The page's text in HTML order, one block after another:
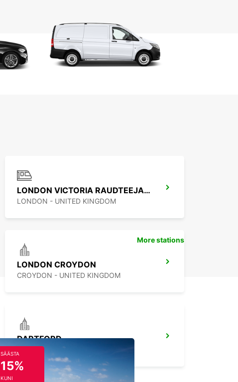
LONDON VICTORIA RAUDTEEJAAM
LONDON - UNITED KINGDOM
LONDON CROYDON
CROYDON - UNITED KINGDOM
DARTFORD
DARTFORD - UNITED KINGDOM
More stations
SÄÄSTA
15%
KUNI